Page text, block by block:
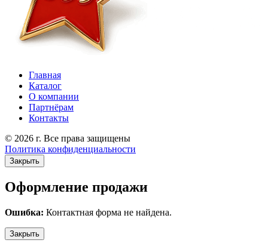
Главная
Каталог
О компании
Партнёрам
Контакты
© 2026 г. Все права защищены
Политика конфиденциальности
Закрыть
Оформление продажи
Ошибка: Контактная форма не найдена.
Закрыть